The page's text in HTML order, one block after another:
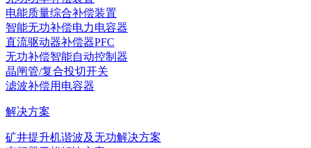
电能质量综合补偿装置
智能无功补偿电力电容器
直流驱动器补偿器PFC
无功补偿智能自动控制器
晶闸管/复合投切开关
滤波补偿用电容器
解决方案
矿井提升机谐波及无功解决方案